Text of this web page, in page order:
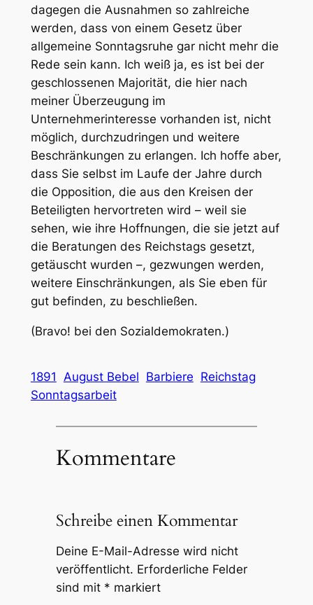
dagegen die Ausnahmen so zahlreiche
werden, dass von einem Gesetz über
allgemeine Sonntagsruhe gar nicht mehr die
Rede sein kann. Ich weiß ja, es ist bei der
geschlossenen Majorität, die hier nach
meiner Überzeugung im
Unternehmerinteresse vorhanden ist, nicht
möglich, durchzudringen und weitere
Beschränkungen zu erlangen. Ich hoffe aber,
dass Sie selbst im Laufe der Jahre durch
die Opposition, die aus den Kreisen der
Beteiligten hervortreten wird – weil sie
sehen, wie ihre Hoffnungen, die sie jetzt auf
die Beratungen des Reichstags gesetzt,
getäuscht wurden –, gezwungen werden,
weitere Einschränkungen, als Sie eben für
gut befinden, zu beschließen.
(Bravo! bei den Sozialdemokraten.)
1891 August Bebel Barbiere Reichstag
Sonntagsarbeit
Kommentare
Schreibe einen Kommentar
Deine E-Mail-Adresse wird nicht
veröffentlicht. Erforderliche Felder
sind mit * markiert